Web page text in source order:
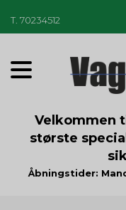
T 70234512
T
o
Velkommen
største
Åbningstider: